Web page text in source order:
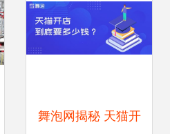
区
舞泡网揭秘 天猫开